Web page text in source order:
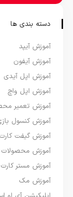
دسته بندی ها
آموزش آیپد
آموزش آیفون
آموزش اپل آیدی
آموزش اپل واچ
آموزش تعمیر
آموزش کنسول
آموزش گیفت کارت
آموزش محصولات
آموزش مستر کارت
آموزش مک